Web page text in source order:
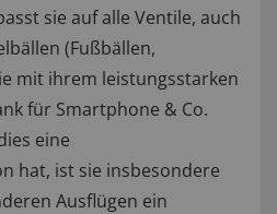
sie auf alle Ventile, auch
(Fußbällen,
mit ihrem leistungsstarken
für Smartphone & Co.
eine
hat, ist sie insbesondere
Ausflügen ein